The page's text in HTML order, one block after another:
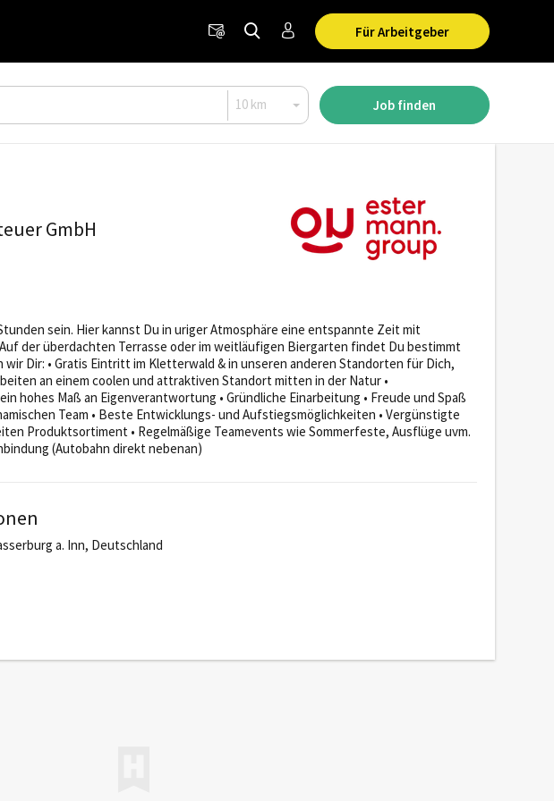
Für Arbeitgeber
Job finden
GmbH
sein. Hier kannst Du in uriger Atmosphäre eine entspannte Zeit mit
der überdachten Terrasse oder im weitläufigen Biergarten findet Du bestimmt
Dir: • Gratis Eintritt im Kletterwald & in unseren anderen Standorten für Dich,
an einem coolen und attraktiven Standort mitten in der Natur •
hohes Maß an Eigenverantwortung • Gründliche Einarbeitung • Freude und Spaß
Team • Beste Entwicklungs- und Aufstiegsmöglichkeiten • Vergünstigte
Produktsortiment • Regelmäßige Teamevents wie Sommerfeste, Ausflüge uvm.
(Autobahn direkt nebenan)
a. Inn, Deutschland